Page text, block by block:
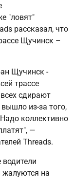
"ловят"
рассказал, что
Щучинск –
Щучинск -
трассе
сдирают
из-за того,
коллективно
—
Threads.
жалуются на